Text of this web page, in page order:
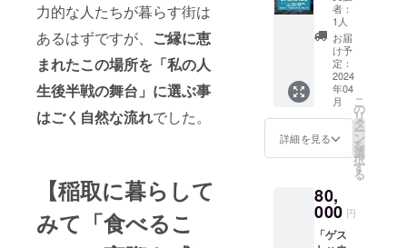
力的な人たちが暮らす街は
あるはずですが、 ご縁に恵
まれたこの場所を「私の人
生後半戦の舞台」に選ぶ事
はごく自然な流れでした。
【稲取に暮らして
みて「食べるこ
限：1年
（2025
年4月末
まで）
限：1年
（2025
年4月末
まで）
ン） 宿
泊券は
メール
でお送
りいた
します
ので、
ご利用
の際に
はス
ご利用
券をお
見せく
ださ
り2名様
までご
宿泊で
きま
す。ま
た、ご
宿泊の
お客様
には
「お総
で朝食
をご用
意しま
す。
週間ご
滞在頂
ける滞
在券を1
枚ご提
供しま
す。 お
仕事が
できる
ような
環境も
ご用意
ますの
で、
ワー
ケー
者：
1人
お届
け予
定：
2024
年04
月
詳細を見る
こ
の
リ
タ
ー
ン
を
選
択
す
る
80,
000 円
「ゲス